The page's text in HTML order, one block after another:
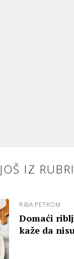
JOŠ IZ
RIBA PETKOM
Domaći
kaže da